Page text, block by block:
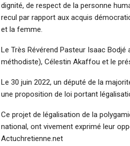
dignité, de respect de la personne
recul par rapport aux acquis
et la femme.
Le Très Révérend Pasteur Isaac Bodjé
méthodiste), Célestin Akaffou et le
Le 30 juin 2022, un député de la
une proposition de loi portant
Ce projet de légalisation de la
national, ont vivement exprimé leur
Actuchretienne.net